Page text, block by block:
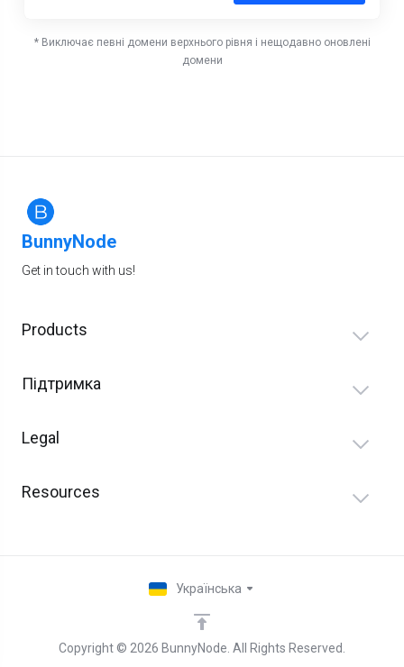
* Виключає певні домени верхнього рівня і нещодавно оновлені
домени
BunnyNode
Get in touch with us!
Products
Підтримка
Legal
Resources
Copyright © 2026 BunnyNode. All Rights Reserved.
Українська